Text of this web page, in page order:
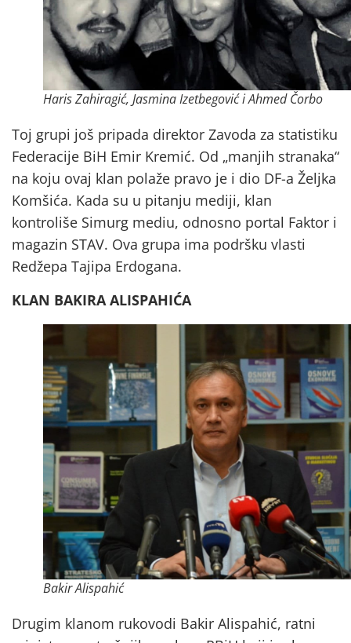
Haris Zahiragić, Jasmina Izetbegović i Ahmed Čorbo
Toj grupi još pripada direktor Zavoda za statistiku
Federacije BiH Emir Kremić. Od „manjih stranaka“
na koju ovaj klan polaže pravo je i dio DF-a Željka
Komšića. Kada su u pitanju mediji, klan
kontroliše Simurg mediu, odnosno portal Faktor i
magazin STAV. Ova grupa ima podršku vlasti
Redžepa Tajipa Erdogana.
KLAN BAKIRA ALISPAHIĆA
Bakir Alispahić
Drugim klanom rukovodi Bakir Alispahić, ratni